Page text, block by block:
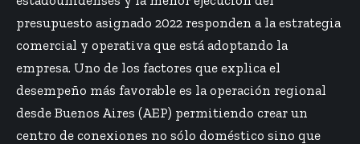
presupuesto asignado 2022 responden a la estrategia
comercial y operativa que está adoptando la
empresa. Uno de los factores que explica el
desempeño más favorable es la operación regional
desde Buenos Aires (AEP) permitiendo crear un
centro de conexiones no sólo doméstico sino que